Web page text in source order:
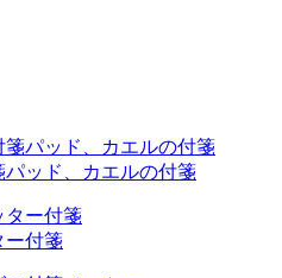
ッド、カエルの付箋
ー付箋